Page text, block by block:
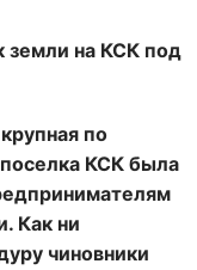
земли на КСК под
по
КСК была
Как ни
чиновники